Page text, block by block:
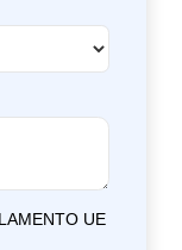
UE